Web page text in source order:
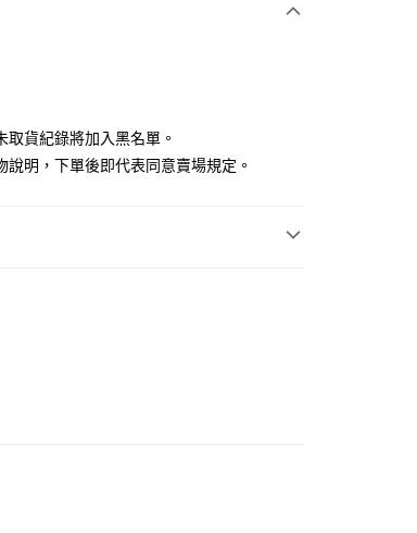
貨紀錄將加入黑名單。
明，下單後即代表同意賣場規定。